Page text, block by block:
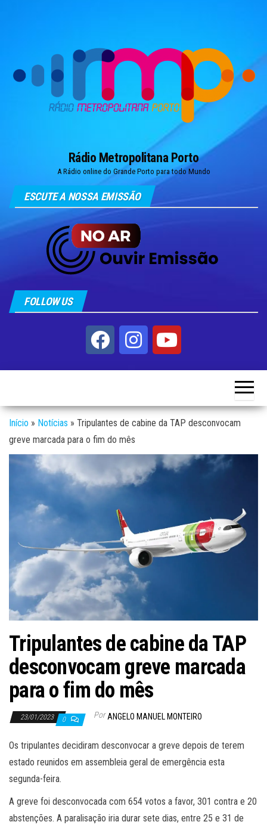
Rádio Metropolitana Porto
A Rádio online do Grande Porto para todo Mundo
ESCUTE A NOSSA EMISSÃO
FOLLOW US
Início » Notícias » Tripulantes de cabine da TAP desconvocam
greve marcada para o fim do mês
Tripulantes de cabine da TAP
desconvocam greve marcada
para o fim do mês
23/01/2023 0 Por ANGELO MANUEL MONTEIRO
Os tripulantes decidiram desconvocar a greve depois de terem
estado reunidos em assembleia geral de emergência esta
segunda-feira.
A greve foi desconvocada com 654 votos a favor, 301 contra e 20
abstenções. A paralisação iria durar sete dias, entre 25 e 31 de